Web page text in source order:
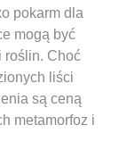
pokarm dla
mogą być
roślin. Choć
liści
są ceną
metamorfoz i